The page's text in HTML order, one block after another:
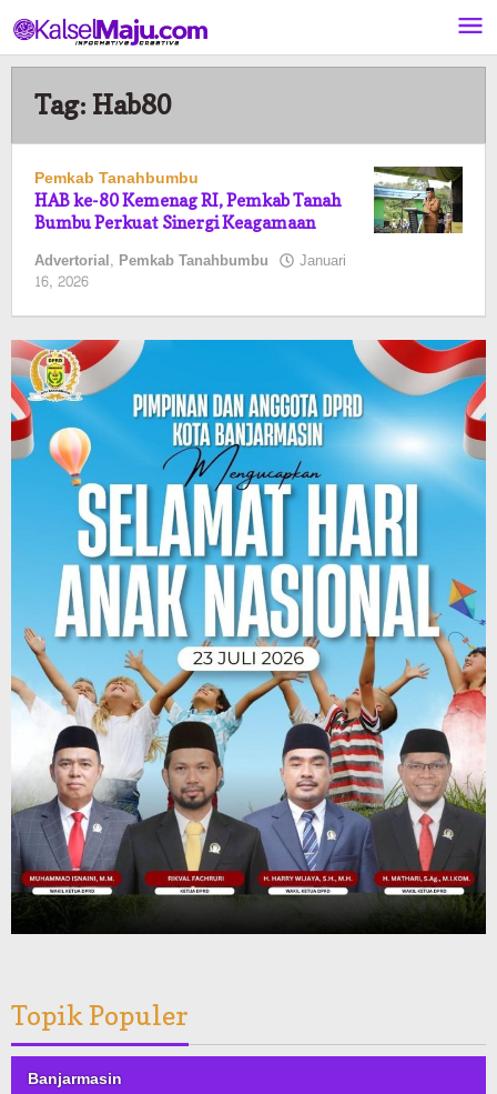
ke
konten
Tag: Hab80
Pemkab Tanahbumbu
HAB ke-80 Kemenag RI, Pemkab Tanah
Bumbu Perkuat Sinergi Keagamaan
Advertorial, Pemkab Tanahbumbu Januari
16, 2026
Topik Populer
Banjarmasin